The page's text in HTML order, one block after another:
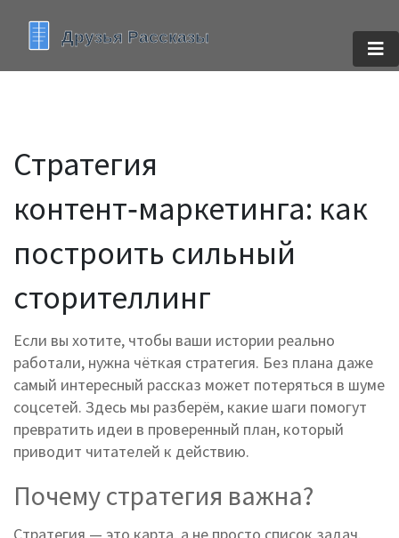
Стратегия
контент‑маркетинга: как
построить сильный
сторителлинг
Если вы хотите, чтобы ваши истории реально
работали, нужна чёткая стратегия. Без плана даже
самый интересный рассказ может потеряться в шуме
соцсетей. Здесь мы разберём, какие шаги помогут
превратить идеи в проверенный план, который
приводит читателей к действию.
Почему стратегия важна?